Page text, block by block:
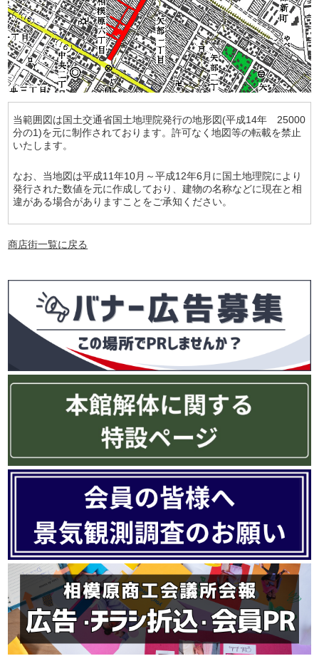
当範囲図は国土交通省国土地理院発行の地形図(平成14年 25000
分の1)を元に制作されております。許可なく地図等の転載を禁止
いたします。
なお、当地図は平成11年10月～平成12年6月に国土地理院により
発行された数値を元に作成しており、建物の名称などに現在と相
違がある場合がありますことをご承知ください。
商店街一覧に戻る